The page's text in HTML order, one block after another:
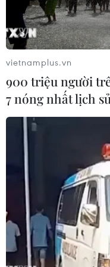
Đại sứ quán Việt
Nam tại Italy
hoanvăn nghệ,
tại thành phố
Romagna từ ngày
Chương trình sinh
hàng năm này có
bộ Đại sứ quán,
Italy, bà conViệt
người dân thành
đảohọc sinh,
Nam tại Italy.
Phát biểu tại Liên
ông Romano
vietnamplus.vn
900 triệu người
7 nóng nhất lịch